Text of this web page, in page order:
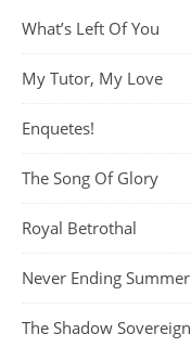
What’s Left Of You
My Tutor, My Love
Enquetes!
The Song Of Glory
Royal Betrothal
Never Ending Summer
The Shadow Sovereign